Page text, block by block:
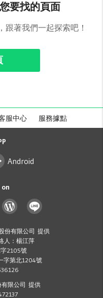
要找的頁面
跟著我們一起探索吧！
服中心 服務據點
Android
份有限公司 提供
人：楊江萍
2105號
字第北1204號
限公司 提供